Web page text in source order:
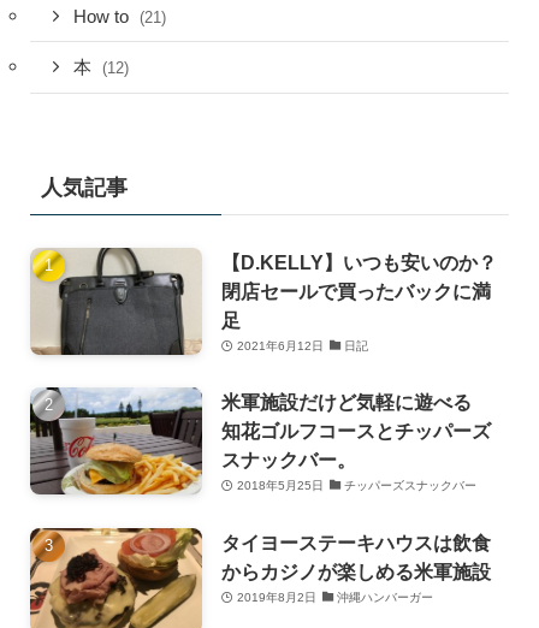
How to (21)
本 (12)
人気記事
【D.KELLY】いつも安いのか？
閉店セールで買ったバックに満
足
2021年6月12日 日記
米軍施設だけど気軽に遊べる
知花ゴルフコースとチッパーズ
スナックバー。
2018年5月25日 チッパーズスナックバー
タイヨーステーキハウスは飲食
からカジノが楽しめる米軍施設
2019年8月2日 沖縄ハンバーガー